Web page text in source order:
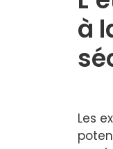
à
Les